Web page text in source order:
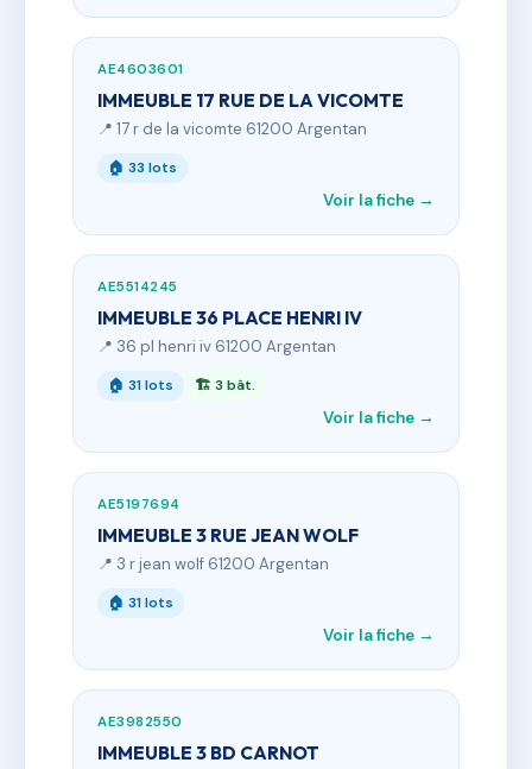
AE4603601
IMMEUBLE 17 RUE DE LA VICOMTE
📍 17 r de la vicomte 61200 Argentan
🏠 33 lots
Voir la fiche →
AE5514245
IMMEUBLE 36 PLACE HENRI IV
📍 36 pl henri iv 61200 Argentan
🏠 31 lots 🏗 3 bât.
Voir la fiche →
AE5197694
IMMEUBLE 3 RUE JEAN WOLF
📍 3 r jean wolf 61200 Argentan
🏠 31 lots
Voir la fiche →
AE3982550
IMMEUBLE 3 BD CARNOT